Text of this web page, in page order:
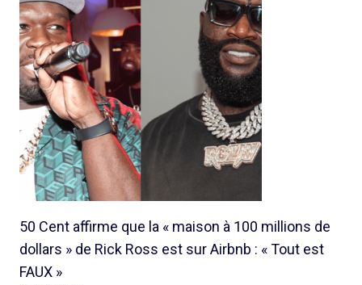
50 Cent affirme que la « maison à 100 millions de
dollars » de Rick Ross est sur Airbnb : « Tout est
FAUX »